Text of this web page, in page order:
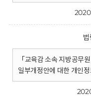
「교육감 소속 지방공무
일부개정안에 대한 개인